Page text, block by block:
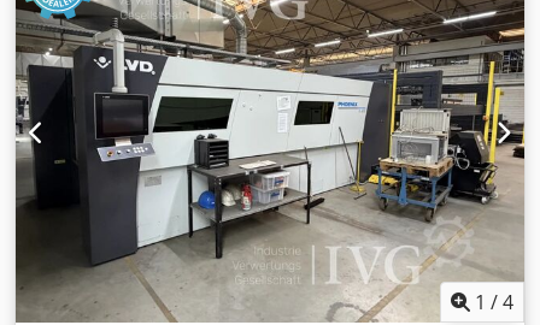
kepala pemotong canggih dengan pengaturan posisi fokus
otomatis, sistem meja tukar otomatis, sistem kontrol dan
penggerak terintegrasi, kontrol layar sentuh Touch-L
dengan layar datar 19", konveyor limbah dengan wadah
penampungan, otomatisasi format besar tipe FL untuk
memuat dan membongkar palet untuk format hingga
4.000 x 2.000 mm pada 2 tingkat, termasuk unit pendingin
Thermotec dan unit filter Camfil. Dwsdpfx Aszqzb Ueavoa
1 /4